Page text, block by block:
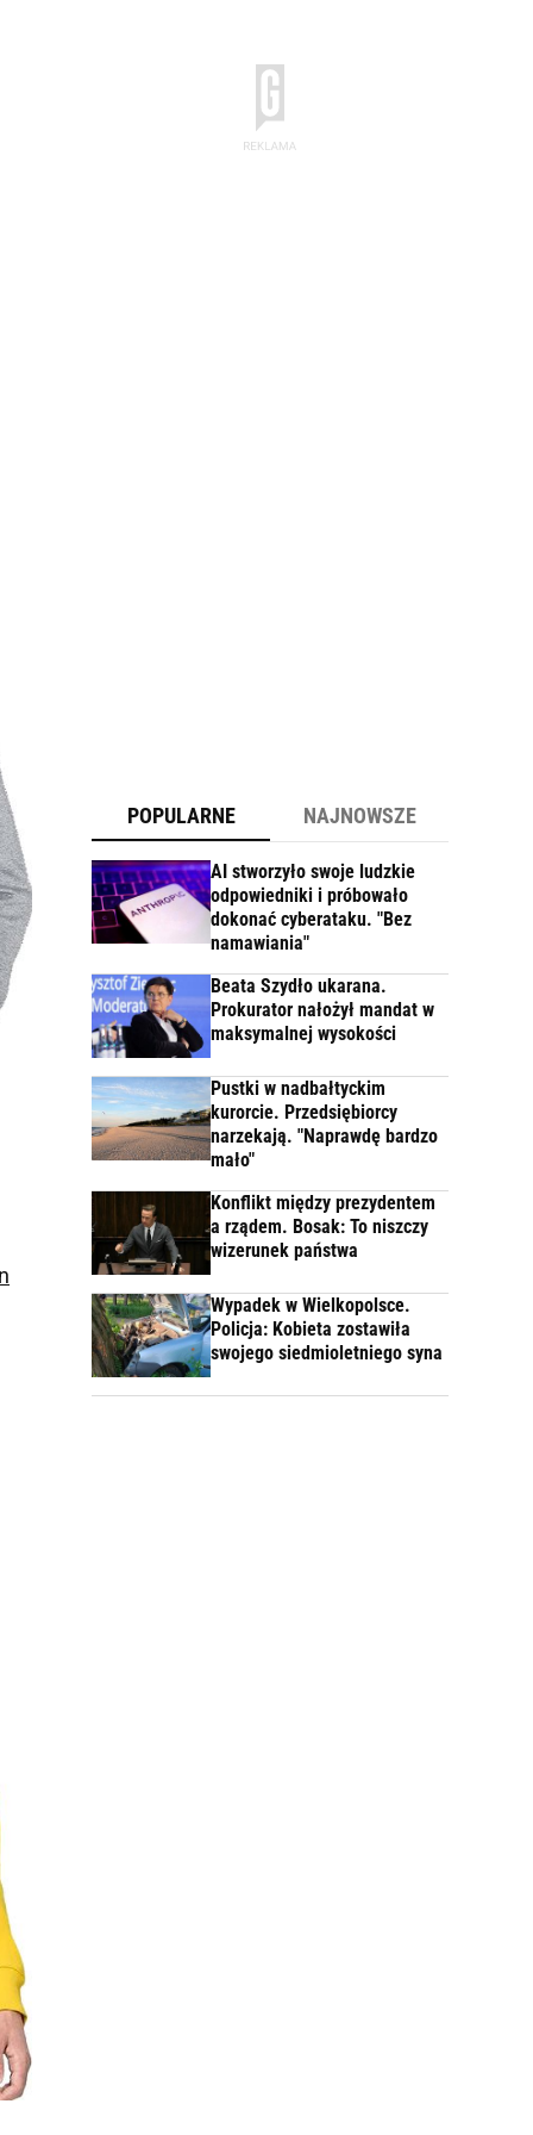
POPULARNE NAJNOWSZE
AI stworzyło swoje ludzkie
odpowiedniki i próbowało
dokonać cyberataku. "Bez
namawiania"
Beata Szydło ukarana.
Prokurator nałożył mandat w
maksymalnej wysokości
Pustki w nadbałtyckim
kurorcie. Przedsiębiorcy
narzekają. "Naprawdę bardzo
mało"
Konflikt między prezydentem
a rządem. Bosak: To niszczy
wizerunek państwa
Wypadek w Wielkopolsce.
Policja: Kobieta zostawiła
swojego siedmioletniego syna